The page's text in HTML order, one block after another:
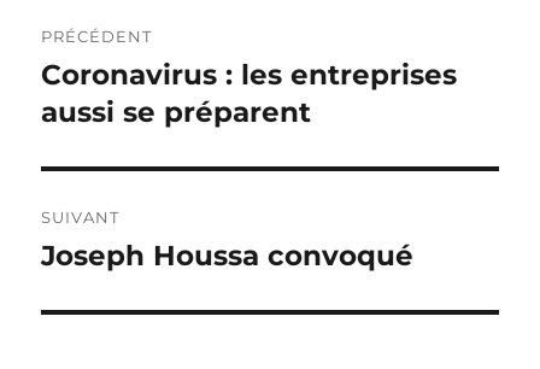
de
l’article
PRÉCÉDENT
Publication
précédente :
Coronavirus : les entreprises
aussi se préparent
SUIVANT
Publication
Joseph Houssa convoqué